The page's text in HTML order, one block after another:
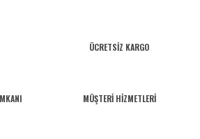
ÜCRETSİZ KARGO
MÜŞTERİ HİZMETLERİ